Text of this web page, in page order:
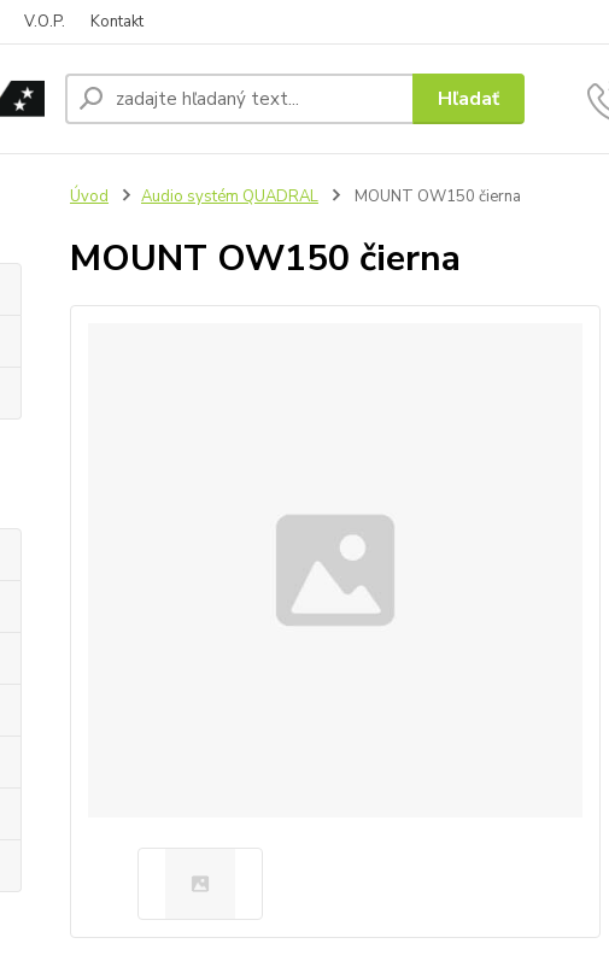
V.O.P. Kontakt
Hľadať
Úvod Audio systém QUADRAL MOUNT OW150 čierna
MOUNT OW150 čierna